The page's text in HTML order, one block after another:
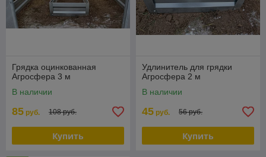
Грядка оцинкованная
Агросфера 3 м
В наличии
85 руб. 108 руб.
Купить
Удлинитель для грядки
Агросфера 2 м
В наличии
45 руб. 56 руб.
Купить